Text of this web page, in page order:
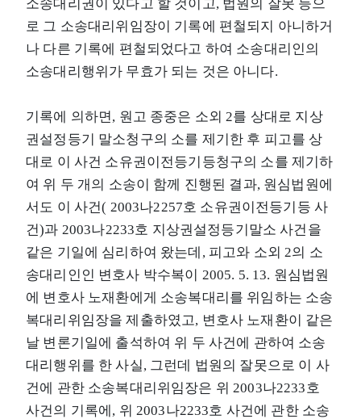
소송대리권이 있다고 할 것이고, 법원의 잘못 등으
로 그 소송대리위임장이 기록에 편철되지 아니하거
나 다른 기록에 편철되었다고 하여 소송대리인의
소송대리행위가 무효가 되는 것은 아니다.
기록에 의하면, 원고 종중은 소외 2를 상대로 지상
권설정등기 말소청구의 소를 제기한 후 피고를 상
대로 이 사건 소유권이전등기등청구의 소를 제기하
여 위 두 개의 소송이 함께 진행된 결과, 원심법원에
서도 이 사건( 2003나2257호 소유권이전등기등 사
건)과 2003나2233호 지상권설정등기말소 사건을
같은 기일에 심리하여 왔는데, 피고와 소외 2의 소
송대리인인 변호사 박수복이 2005. 5. 13. 원심법원
에 변호사 노재환에게 소송복대리를 위임하는 소송
복대리위임장을 제출하였고, 변호사 노재환이 같은
날 변론기일에 출석하여 위 두 사건에 관하여 소송
대리행위를 한 사실, 그런데 법원의 잘못으로 이 사
건에 관한 소송복대리위임장은 위 2003나2233호
사건의 기록에, 위 2003나2233호 사건에 관한 소송